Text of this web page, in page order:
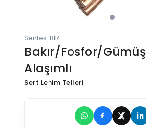
Sentes-BİR
Bakır/Fosfor/Gümüş
Alaşımlı
Sert Lehim Telleri